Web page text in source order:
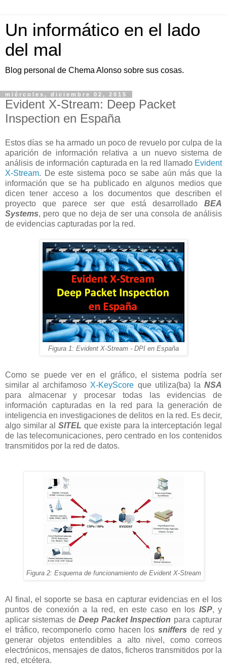
Un informático en el lado
del mal
Blog personal de Chema Alonso sobre sus cosas.
miércoles, diciembre 02, 2015
Evident X-Stream: Deep Packet
Inspection en España
Estos días se ha armado un poco de revuelo por culpa de la
aparición de información relativa a un nuevo sistema de
análisis de información capturada en la red llamado Evident
X-Stream. De este sistema poco se sabe aún más que la
información que se ha publicado en algunos medios que
dicen tener acceso a los documentos que describen el
proyecto que parece ser que está desarrollado BEA
Systems, pero que no deja de ser una consola de análisis
de evidencias capturadas por la red.
Figura 1: Evident X-Stream - DPI en España
Como se puede ver en el gráfico, el sistema podría ser
similar al archifamoso X-KeyScore que utiliza(ba) laNSA
para almacenar y procesar todas las evidencias de
información capturadas en la red para la generación de
inteligencia en investigaciones de delitos en la red. Es decir,
algo similar al SITEL que existe para la interceptación legal
de las telecomunicaciones, pero centrado en los contenidos
transmitidos por la red de datos.
Figura 2: Esquema de funcionamiento de Evident X-Stream
Al final, el soporte se basa en capturar evidencias en el los
puntos de conexión a la red, en este caso en los ISP, y
aplicar sistemas de Deep Packet Inspection para capturar
el tráfico, recomponerlo como hacen los sniffers de red y
generar objetos entendibles a alto nivel, como correos
electrónicos, mensajes de datos, ficheros transmitidos por la
red, etcétera.